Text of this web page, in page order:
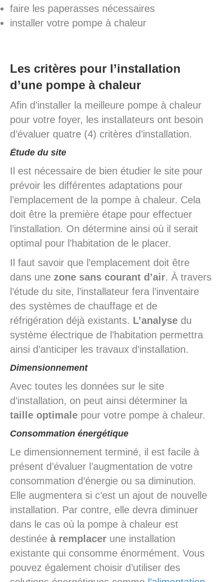
faire les paperasses nécessaires
installer votre pompe à chaleur
Les critères pour l’installation
d’une pompe à chaleur
Afin d’installer la meilleure pompe à chaleur
pour votre foyer, les installateurs ont besoin
d’évaluer quatre (4) critères d’installation.
Étude du site
Il est nécessaire de bien étudier le site pour
prévoir les différentes adaptations pour
l’emplacement de la pompe à chaleur. Cela
doit être la première étape pour effectuer
l’installation. On détermine ainsi où il serait
optimal pour l’habitation de le placer.
Il faut savoir que l’emplacement doit être
dans une zone sans courant d’air. À travers
l’étude du site, l’installateur fera l’inventaire
des systèmes de chauffage et de
réfrigération déjà existants. L’analyse du
système électrique de l’habitation permettra
ainsi d’anticiper les travaux d’installation.
Dimensionnement
Avec toutes les données sur le site
d’installation, on peut ainsi déterminer la
taille optimale pour votre pompe à chaleur.
Consommation énergétique
Le dimensionnement terminé, il est facile à
présent d’évaluer l’augmentation de votre
consommation d’énergie ou sa diminution.
Elle augmentera si c’est un ajout de nouvelle
installation. Par contre, elle devra diminuer
dans le cas où la pompe à chaleur est
destinée à remplacer une installation
existante qui consomme énormément. Vous
pouvez également choisir d’utiliser des